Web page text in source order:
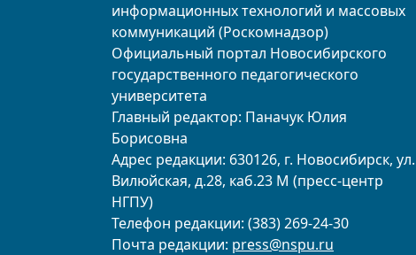
информационных технологий и массовых
коммуникаций (Роскомнадзор)
Официальный портал Новосибирского
государственного педагогического
университета
Главный редактор: Паначук Юлия
Борисовна
Адрес редакции: 630126, г. Новосибирск, ул.
Вилюйская, д.28, каб.23 М (пресс-центр
НГПУ)
Телефон редакции: (383) 269-24-30
Почта редакции: press@nspu.ru